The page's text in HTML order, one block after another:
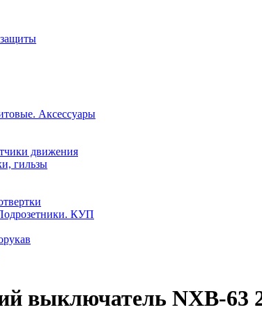
защиты
Аксессуары
движения
гильзы
КУП
выключатель NXB-63